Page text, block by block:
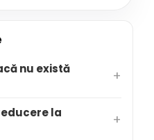
nu există
la